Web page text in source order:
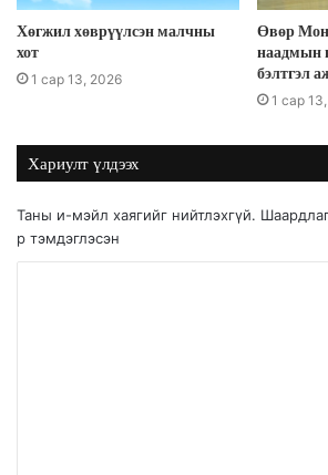
Хөгжил хөврүүлсэн малчны
хот
1 сар 13, 2026
Өвөр
наадмын
бэлтгэл
1 сар
Хариулт үлдээх
Таны и-мэйл хаягийг нийтлэхгүй.
р тэмдэглэсэн